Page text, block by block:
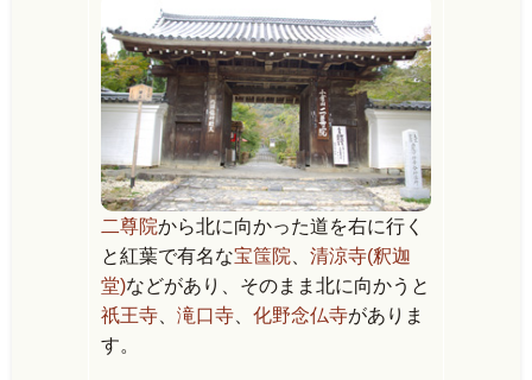
二尊院から北に向かった道を右に行く
と紅葉で有名な宝筺院、 清涼寺(釈迦
堂)などがあり、そのまま北に向かうと
祇王寺、 滝口寺、 化野念仏寺がありま
す。